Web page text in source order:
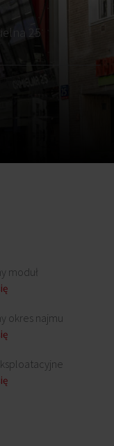
25
moduł
okres najmu